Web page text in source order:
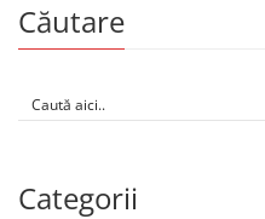
Căutare
Categorii